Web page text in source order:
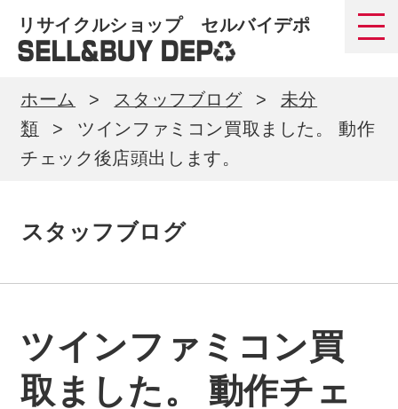
リサイクルショップ セルバイデポ
ホーム スタッフブログ
未分
類
ツインファミコン買取ました。 動作
チェック後店頭出します。
スタッフブログ
ツインファミコン買
取ました。 動作チェ